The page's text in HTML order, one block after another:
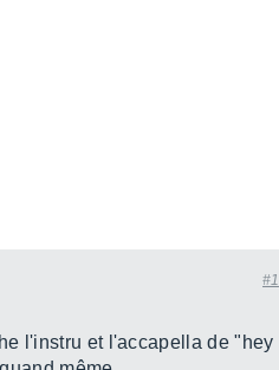
#1
l'instru et l'accapella de "hey